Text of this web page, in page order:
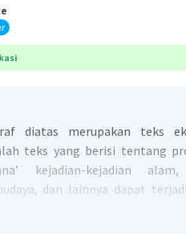
diatas merupakan teks
teks yang berisi tentang
kejadian-kejadian
dan lainnya dapat